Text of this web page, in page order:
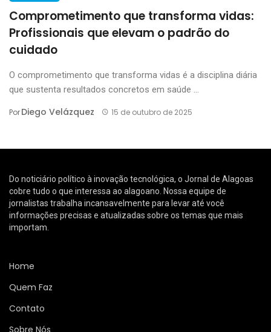
Comprometimento que transforma vidas:
Profissionais que elevam o padrão do
cuidado
O comprometimento que transforma vidas é a disciplina diária
que sustenta resultados concretos em saúde ...
PorDiego Velázquez 15 de outubro de 2025
Do noticiário político à inovação tecnológica, o Jornal de Alagoas
cobre tudo o que interessa ao alagoano. Nossa equipe de
jornalistas trabalha incansavelmente para levar até você
informações precisas e atualizadas sobre os temas que mais
importam.
Home
Quem Faz
Contato
Sobre Nós